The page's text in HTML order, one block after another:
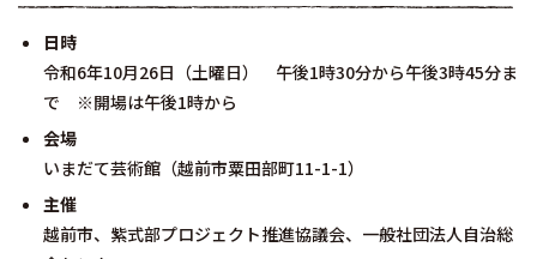
日時
令和6年10月26日（土曜日） 午後1時30分から午後3時45分ま
で ※開場は午後1時から
会場
いまだて芸術館（越前市粟田部町11-1-1）
主催
越前市、紫式部プロジェクト推進協議会、一般社団法人自治総